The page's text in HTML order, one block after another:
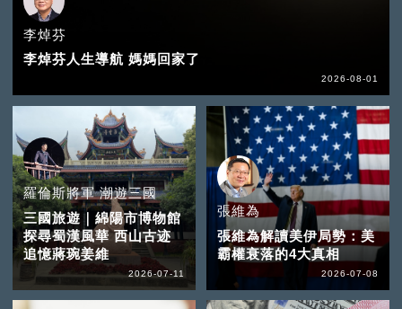
李焯芬
李焯芬人生導航 媽媽回家了
2026-08-01
羅倫斯將軍 潮遊三國
三國旅遊｜綿陽市博物館
探尋蜀漢風華 西山古迹
追憶蔣琬姜維
2026-07-11
張維為
張維為解讀美伊局勢：美
霸權衰落的4大真相
2026-07-08